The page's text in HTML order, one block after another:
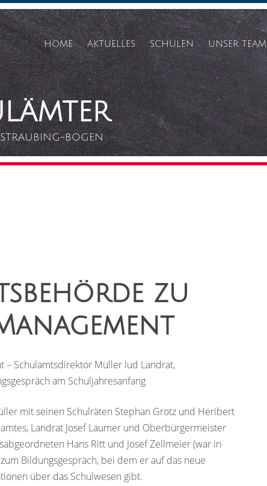
Zum
Inhalt
springen
HOME AKTUELLES SCHULEN
SCHULEN
IHRE SCHULÄMTER
SCHULAMTSFLYER
SCHULMUSEUM
UNSER TEAM
BOGEN
zu
– Schulamtsdirektor Müller lud Landrat,
am Schuljahresanfang
mit seinen Schulräten Stephan Grotz und Heribert
Landrat Josef Laumer und Oberbürgermeister
Hans Ritt und Josef Zellmeier (war in
Bildungsgespräch, bei dem er auf das neue
über das Schulwesen gibt.